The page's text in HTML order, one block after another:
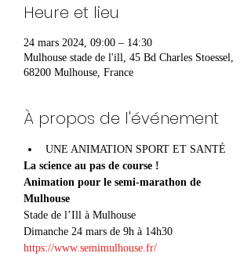
Heure et lieu
24 mars 2024, 09:00 – 14:30
Mulhouse stade de l'ill, 45 Bd Charles Stoessel,
68200 Mulhouse, France
À propos de l'événement
UNE ANIMATION SPORT ET SANTÉ
La science au pas de course !
Animation pour le semi-marathon de
Stade de l’Ill à Mulhouse
Dimanche 24 mars de 9h à 14h30
https://www.semimulhouse.fr/